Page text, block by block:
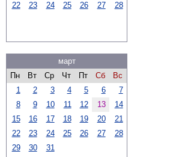
22
23 24 25 26 27 28
март
Пн
Вт Ср Чт Пт Сб
Вс
1
2 3 4 5 6
7
8
9 10 11 12 13
14
15
16 17 18 19 20
21
22
23 24 25 26 27
28
29
30 31